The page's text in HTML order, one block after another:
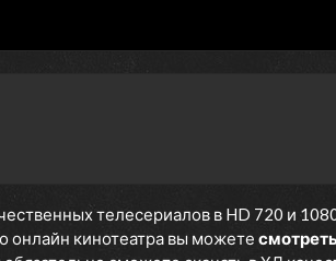
телесериалов в HD 720 и
онлайн кинотеатра вы можете